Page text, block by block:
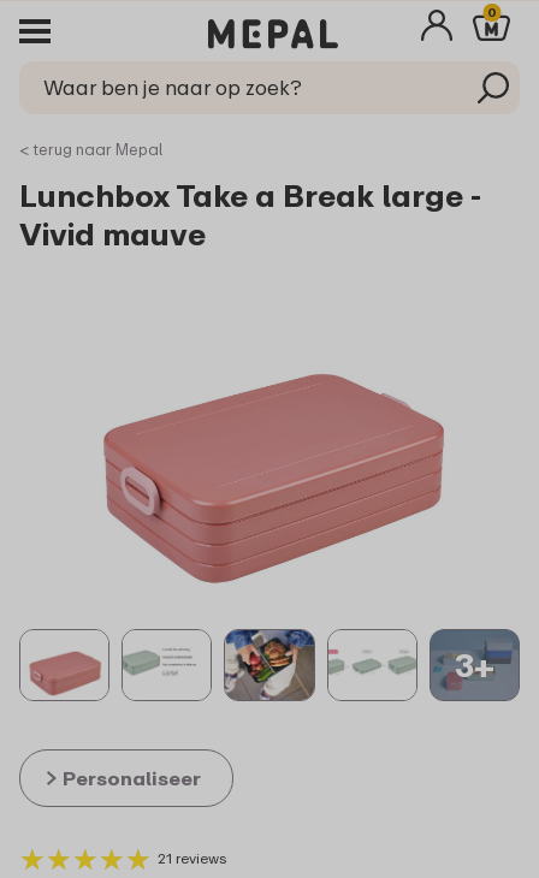
0
< terug naar Mepal
Lunchbox Take a Break large -
Vivid mauve
3+
★★★★★
★★★★★ 21 reviews
Personaliseer